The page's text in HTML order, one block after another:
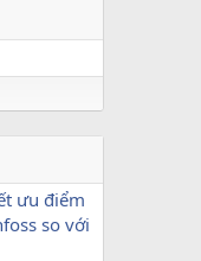
ưu điểm
so với